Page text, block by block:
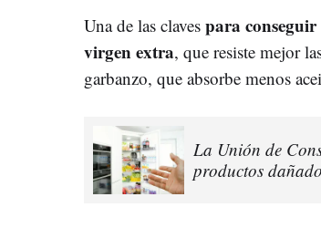
Una de las claves para
virgen extra, que resiste mejor
garbanzo, que absorbe menos
La Unión de
productos